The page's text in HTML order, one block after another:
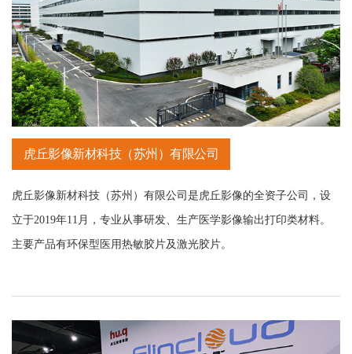
虎丘影像新材科技（苏州）有限公司
虎丘影像新材科技（苏州）有限公司是虎丘影像的全资子公司，设
立于2019年11月，专业从事研发、生产医学影像输出打印类材料。
主要产品有环保型医用热敏胶片及激光胶片。